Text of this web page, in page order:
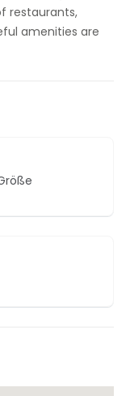
restaurants,
amenities are